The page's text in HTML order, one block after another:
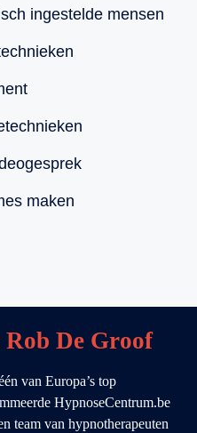
ingestelde mensen
maken
De Groof
van Europa’s top
HypnoseCentrum.be
team van hypnotherapeuten